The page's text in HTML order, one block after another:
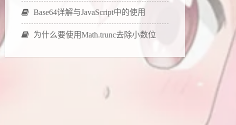
Base64详解与JavaScript中的使用
为什么要使用Math.trunc去除小数位